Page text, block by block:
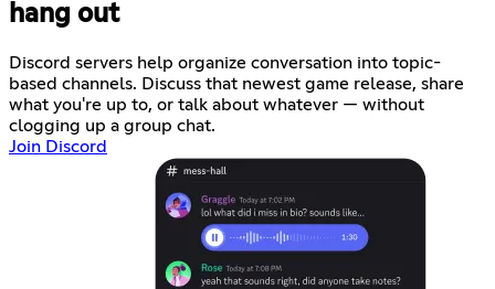
hang out
Discord servers help organize conversation into topic-
based channels. Discuss that newest game release, share
what you're up to, or talk about whatever — without
clogging up a group chat.
Join Discord